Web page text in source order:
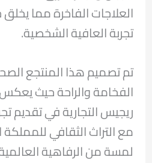
العلاجات الفاخرة مما
تجربة العافية الشخصية.
تم تصميم هذا المنتجع
الفخامة والراحة حيث
ريجيس التجارية في تقديم
مع التراث الثقافي
لمسة من الرفاهية